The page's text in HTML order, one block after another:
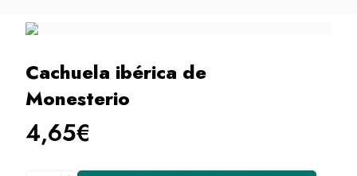
Cachuela ibérica de
Monesterio
4,65€